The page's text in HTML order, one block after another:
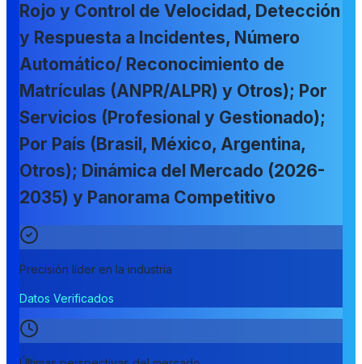
Rojo y Control de Velocidad, Detección
y Respuesta a Incidentes, Número
Automático/ Reconocimiento de
Matrículas (ANPR/ALPR) y Otros); Por
Servicios (Profesional y Gestionado);
Por País (Brasil, México, Argentina,
Otros); Dinámica del Mercado (2026-
2035) y Panorama Competitivo
Precisión líder en la industria
Datos Verificados